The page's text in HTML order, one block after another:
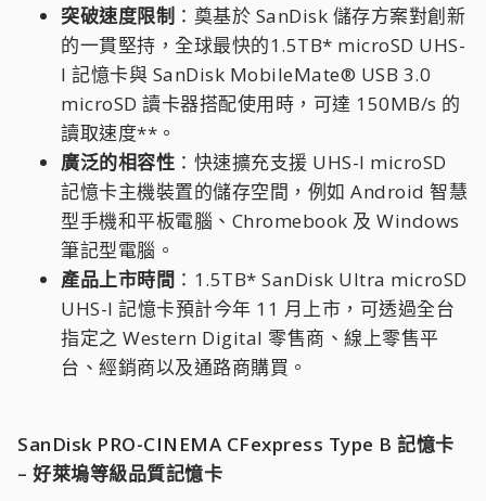
突破速度限制 ：奠基於 SanDisk 儲存方案對創新
的一貫堅持，全球最快的1.5TB* microSD UHS-
I 記憶卡與 SanDisk MobileMate® USB 3.0
microSD 讀卡器搭配使用時，可達 150MB/s 的
讀取速度**。
廣泛的相容性 ：快速擴充支援 UHS-I microSD
記憶卡主機裝置的儲存空間，例如 Android 智慧
型手機和平板電腦、Chromebook 及 Windows
筆記型電腦。
產品上市時間 ：1.5TB* SanDisk Ultra microSD
UHS-I 記憶卡預計今年 11 月上市，可透過全台
指定之 Western Digital 零售商、線上零售平
台、經銷商以及通路商購買。
SanDisk PRO-CINEMA CFexpress Type B 記憶卡
– 好萊塢等級品質記憶卡